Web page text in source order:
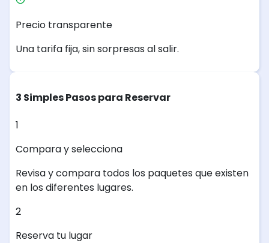
Precio transparente
Una tarifa fija, sin sorpresas al salir.
3 Simples Pasos para Reservar
1
Compara y selecciona
Revisa y compara todos los paquetes que existen
en los diferentes lugares.
2
Reserva tu lugar